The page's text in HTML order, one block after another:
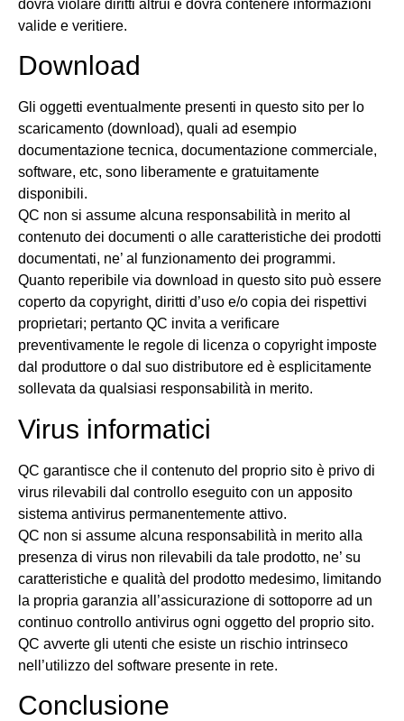
dovrà violare diritti altrui e dovrà contenere informazioni
valide e veritiere.
Download
Gli oggetti eventualmente presenti in questo sito per lo
scaricamento (download), quali ad esempio
documentazione tecnica, documentazione commerciale,
software, etc, sono liberamente e gratuitamente
disponibili.
QC non si assume alcuna responsabilità in merito al
contenuto dei documenti o alle caratteristiche dei prodotti
documentati, ne’ al funzionamento dei programmi.
Quanto reperibile via download in questo sito può essere
coperto da copyright, diritti d’uso e/o copia dei rispettivi
proprietari; pertanto QC invita a verificare
preventivamente le regole di licenza o copyright imposte
dal produttore o dal suo distributore ed è esplicitamente
sollevata da qualsiasi responsabilità in merito.
Virus informatici
QC garantisce che il contenuto del proprio sito è privo di
virus rilevabili dal controllo eseguito con un apposito
sistema antivirus permanentemente attivo.
QC non si assume alcuna responsabilità in merito alla
presenza di virus non rilevabili da tale prodotto, ne’ su
caratteristiche e qualità del prodotto medesimo, limitando
la propria garanzia all’assicurazione di sottoporre ad un
continuo controllo antivirus ogni oggetto del proprio sito.
QC avverte gli utenti che esiste un rischio intrinseco
nell’utilizzo del software presente in rete.
Conclusione